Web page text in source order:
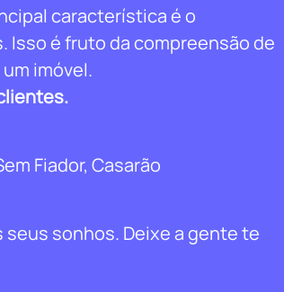
característica é o
Isso é fruto da compreensão de
imóvel.
Fiador, Casarão
seus sonhos. Deixe a gente te